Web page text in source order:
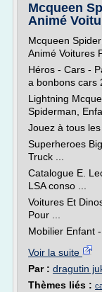
Mcqueen
Animé
Mcqueen
Animé Voitures
Héros - Cars -
a bonbons cars
Lightning
Spiderman,
Jouez à tous
Superheroes
Truck ...
Catalogue E.
LSA conso ...
Voitures Et
Pour ...
Mobilier Enfant -
Voir la suite
Par : dragutin
Thèmes liés :